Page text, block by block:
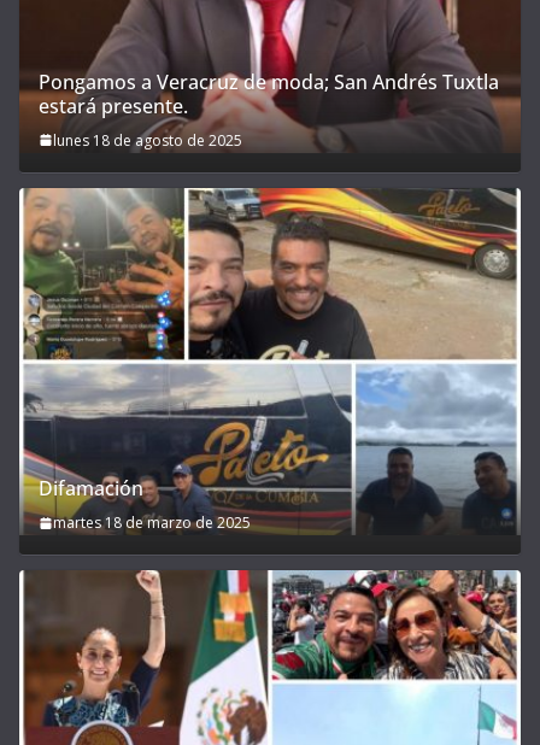
Pongamos a Veracruz de moda; San Andrés Tuxtla
estará presente.
lunes 18 de agosto de 2025
Difamación
martes 18 de marzo de 2025